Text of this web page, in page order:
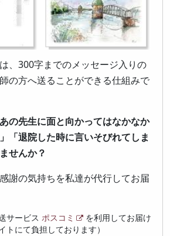
、300字までのメッセージ入りの
の方へ送ることができる仕組みで
の先生に面と向かってはなかなか
「退院した時に言いそびれてしま
せんか？
謝の気持ちを私達が代行してお届
サービス ポスコミ
を利用してお届け
トにて負担しております）